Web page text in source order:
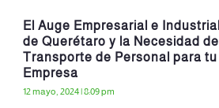
El Auge Empresarial e Industrial
de Querétaro y la Necesidad de
Transporte de Personal para tu
Empresa
12 mayo, 2024 8:09 pm